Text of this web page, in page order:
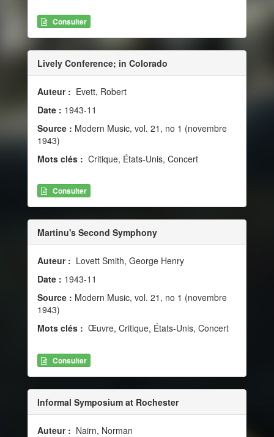
Consulter
Lively Conference; in Colorado
Auteur : Evett, Robert
Date : 1943-11
Source : Modern Music, vol. 21, no 1 (novembre
1943)
Mots clés : Critique, États-Unis, Concert
Consulter
Martinu's Second Symphony
Auteur : Lovett Smith, George Henry
Date : 1943-11
Source : Modern Music, vol. 21, no 1 (novembre
1943)
Mots clés : Œuvre, Critique, États-Unis, Concert
Consulter
Informal Symposium at Rochester
Auteur : Nairn, Norman